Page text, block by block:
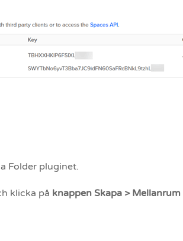
Folder pluginet.
klicka på knappen Skapa > Mellanrum